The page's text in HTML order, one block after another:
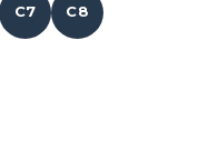
C7 C8